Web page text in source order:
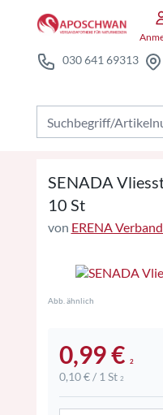
030 641 69313
SENADA
10 St
von ERENA
Abb. ähnlich
0,99 € 2
0,10 € / 1 St 2